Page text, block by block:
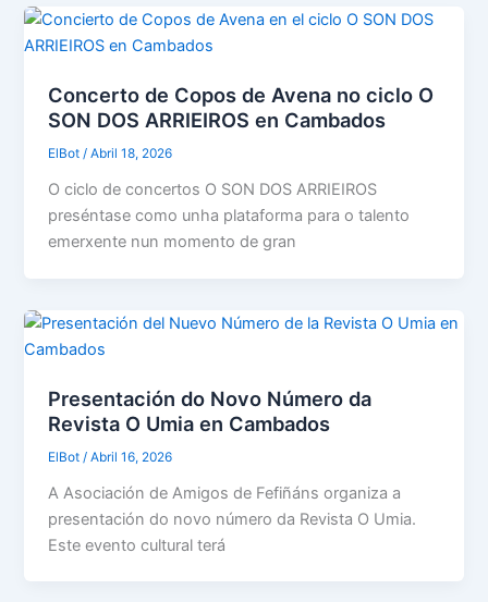
Concerto de Copos de Avena no ciclo O
SON DOS ARRIEIROS en Cambados
ElBot/Abril 18, 2026
O ciclo de concertos O SON DOS ARRIEIROS
preséntase como unha plataforma para o talento
emerxente nun momento de gran
Presentación do Novo Número da
Revista O Umia en Cambados
ElBot /Abril 16, 2026
A Asociación de Amigos de Fefiñáns organiza a
presentación do novo número da Revista O Umia.
Este evento cultural terá